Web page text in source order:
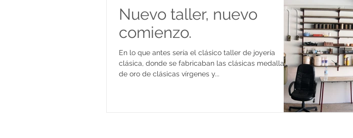
Nuevo taller, nuevo
comienzo.
En lo que antes sería el clásico taller de joyería
clásica, donde se fabricaban las clásicas medallas
de oro de clásicas vírgenes y...